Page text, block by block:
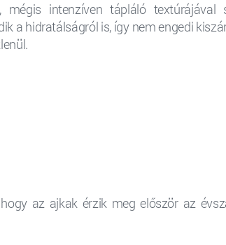
mégis intenzíven tápláló
a hidratálságról is, így nem engedi
az ajkak érzik meg először az